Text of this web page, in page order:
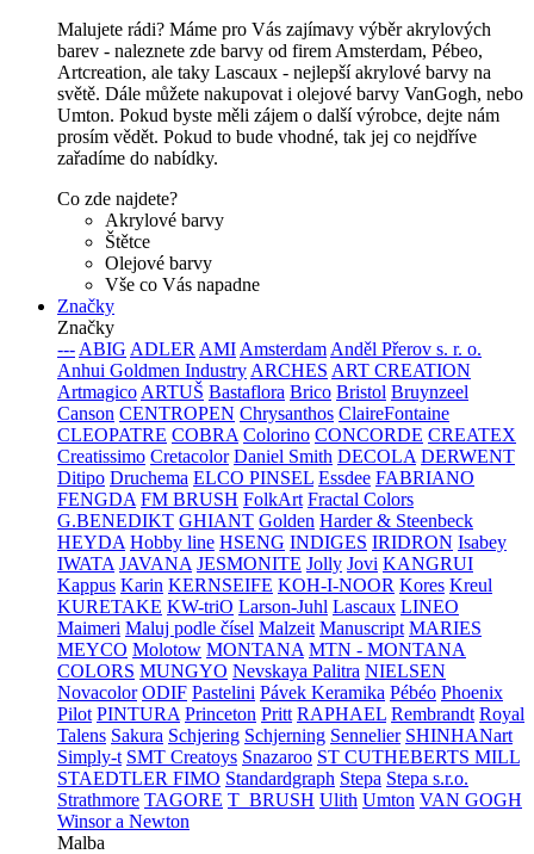
Malujete rádi? Máme pro Vás zajímavy výběr akrylových
barev - naleznete zde barvy od firem Amsterdam, Pébeo,
Artcreation, ale taky Lascaux - nejlepší akrylové barvy na
světě. Dále můžete nakupovat i olejové barvy VanGogh, nebo
Umton. Pokud byste měli zájem o další výrobce, dejte nám
prosím vědět. Pokud to bude vhodné, tak jej co nejdříve
zařadíme do nabídky.
Co zde najdete?
Akrylové barvy
Štětce
Olejové barvy
Vše co Vás napadne
Značky
Značky
--- ABIG ADLER AMI Amsterdam Anděl Přerov s. r. o.
Anhui Goldmen Industry ARCHES ART CREATION
Artmagico ARTUŠ Bastaflora Brico Bristol Bruynzeel
Canson CENTROPEN Chrysanthos ClaireFontaine
CLEOPATRE COBRA Colorino CONCORDE CREATEX
Creatissimo Cretacolor Daniel Smith DECOLA DERWENT
Ditipo Druchema ELCO PINSEL Essdee FABRIANO
FENGDA FM BRUSH FolkArt Fractal Colors
G.BENEDIKT GHIANT Golden Harder & Steenbeck
HEYDA Hobby line HSENG INDIGES IRIDRON Isabey
IWATA JAVANA JESMONITE Jolly Jovi KANGRUI
Kappus Karin KERNSEIFE KOH-I-NOOR Kores Kreul
KURETAKE KW-triO Larson-Juhl Lascaux LINEO
Maimeri Maluj podle čísel Malzeit Manuscript MARIES
MEYCO Molotow MONTANA MTN - MONTANA
COLORS MUNGYO Nevskaya Palitra NIELSEN
Novacolor ODIF Pastelini Pávek Keramika Pébéo Phoenix
Pilot PINTURA Princeton Pritt RAPHAEL Rembrandt Royal
Talens Sakura Schjering Schjerning Sennelier SHINHANart
Simply-t SMT Creatoys Snazaroo ST CUTHEBERTS MILL
STAEDTLER FIMO Standardgraph Stepa Stepa s.r.o.
Strathmore TAGORE T_BRUSH Ulith Umton VAN GOGH
Winsor a Newton
Malba